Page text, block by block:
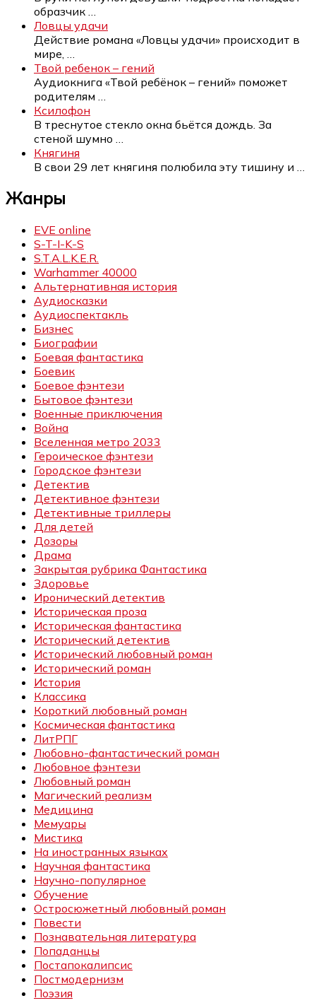
образчик
Ловцы удачи
Действие романа «Ловцы удачи» происходит в
мире,
Твой ребенок – гений
Аудиокнига «Твой ребёнок – гений» поможет
родителям
Ксилофон
В треснутое стекло окна бьётся дождь. За
стеной шумно
Княгиня
В свои 29 лет княгиня полюбила эту тишину и
Жанры
EVE online
S-T-I-K-S
S.T.A.L.K.E.R.
Warhammer 40000
Альтернативная история
Аудиосказки
Аудиоспектакль
Бизнес
Биографии
Боевая фантастика
Боевик
Боевое фэнтези
Бытовое фэнтези
Военные приключения
Война
Вселенная метро 2033
Героическое фэнтези
Городское фэнтези
Детектив
Детективное фэнтези
Детективные триллеры
Для детей
Дозоры
Драма
Закрытая рубрика Фантастика
Здоровье
Иронический детектив
Историческая проза
Историческая фантастика
Исторический детектив
Исторический любовный роман
Исторический роман
История
Классика
Короткий любовный роман
Космическая фантастика
ЛитРПГ
Любовно-фантастический роман
Любовное фэнтези
Любовный роман
Магический реализм
Медицина
Мемуары
Мистика
На иностранных языках
Научная фантастика
Научно-популярное
Обучение
Остросюжетный любовный роман
Повести
Познавательная литература
Попаданцы
Постапокалипсис
Постмодернизм
Поэзия